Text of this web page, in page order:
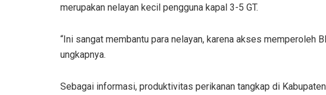
merupakan nelayan kecil pengguna kapal 3-5 GT.
“Ini sangat membantu para nelayan, karena akses memperoleh
ungkapnya.
Sebagai informasi, produktivitas perikanan tangkap di